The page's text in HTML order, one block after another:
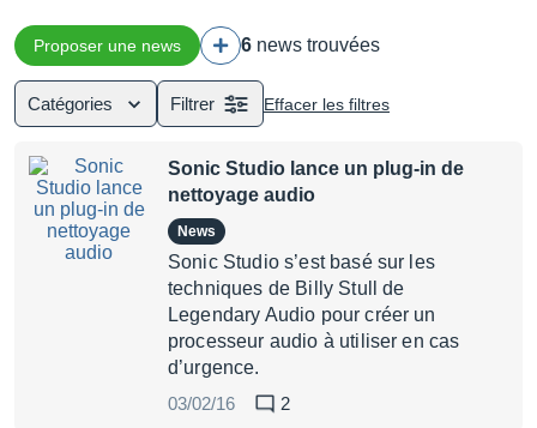
Proposer une news 6 news trouvées
Catégories Filtrer Effacer les filtres
Sonic Studio lance un plug-in de
nettoyage audio
News
Sonic Studio s’est basé sur les
techniques de Billy Stull de
Legendary Audio pour créer un
processeur audio à utiliser en cas
d’urgence.
03/02/16
2